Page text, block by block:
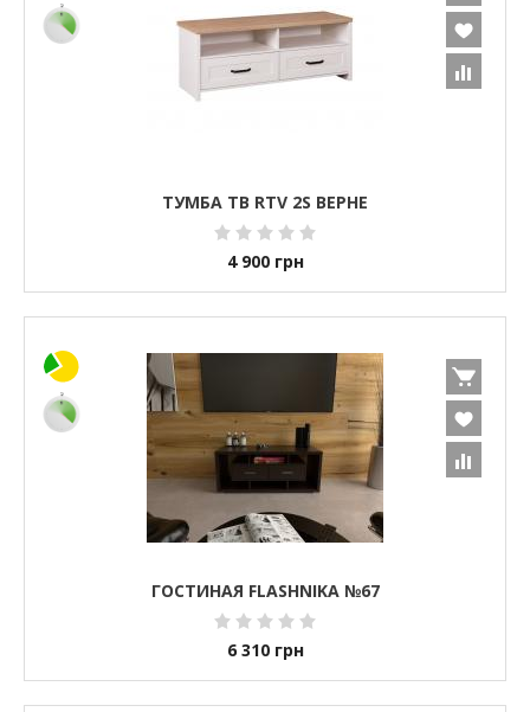
ТУМБА ТВ RTV 2S ВЕРНЕ
4 900 грн
ГОСТИНАЯ FLASHNIKA №67
6 310 грн